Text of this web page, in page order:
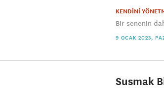
KENDİNİ
Bir senenin
9 OCAK 2023,
Susmak